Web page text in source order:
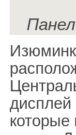
дисплей